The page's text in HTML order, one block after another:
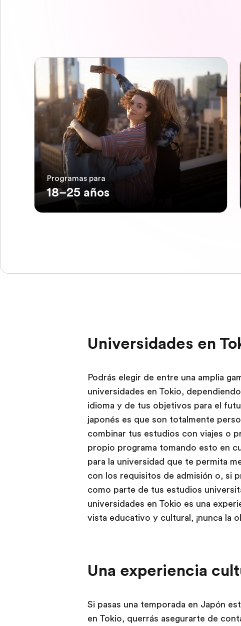
Programas para
18–25 años
Universidades en
Podrás elegir de entre una amplia
universidades en Tokio,
idioma y de tus objetivos para el
japonés es que son totalmente
combinar tus estudios con viajes o
propio programa tomando esto en
para la universidad que te permita
con los requisitos de admisión o, si
como parte de tus estudios
universidades en Tokio es una
vista educativo y cultural, ¡nunca la
Una experiencia
Si pasas una temporada en Japón
en Tokio, querrás asegurarte de